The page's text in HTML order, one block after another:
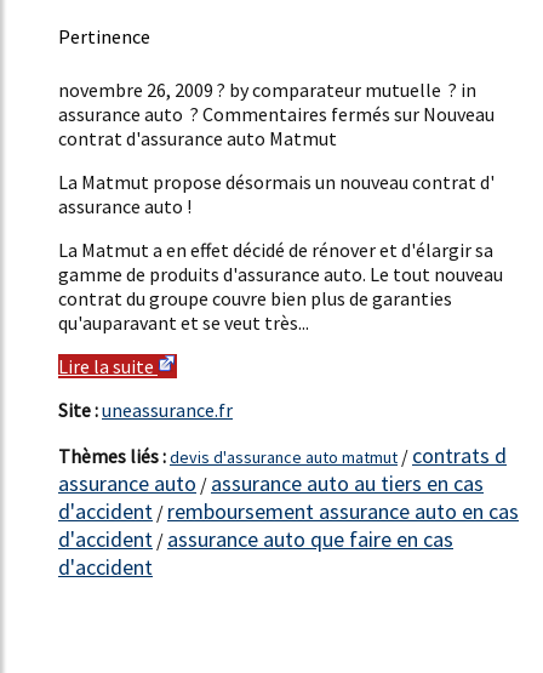
Pertinence
novembre 26, 2009 ? by comparateur mutuelle ? in
assurance auto ? Commentaires fermés sur Nouveau
contrat d'assurance auto Matmut
La Matmut propose désormais un nouveau contrat d'
assurance auto !
La Matmut a en effet décidé de rénover et d'élargir sa
gamme de produits d'assurance auto. Le tout nouveau
contrat du groupe couvre bien plus de garanties
qu'auparavant et se veut très...
Lire la suite
Site :uneassurance.fr
Thèmes liés :devis d'assurance auto matmut / contrats d
assurance auto / assurance auto au tiers en cas
d'accident / remboursement assurance auto en cas
d'accident / assurance auto que faire en cas
d'accident